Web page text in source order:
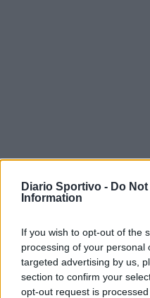
Diario Sportivo - Do
Information
If you wish to opt-out of the
processing of your personal
targeted advertising by us,
section to confirm your
opt-out request is
Monte
5 Ago 2026
Anche il